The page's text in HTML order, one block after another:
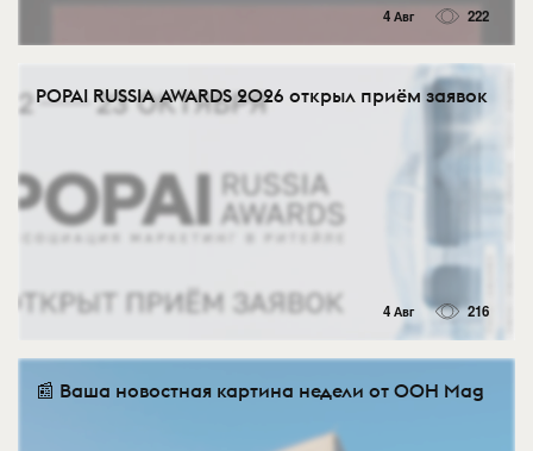
4 Авг 222
POPAI RUSSIA AWARDS 2026 открыл приём заявок
4 Авг 216
📰 Ваша новостная картина недели от OOH Mag